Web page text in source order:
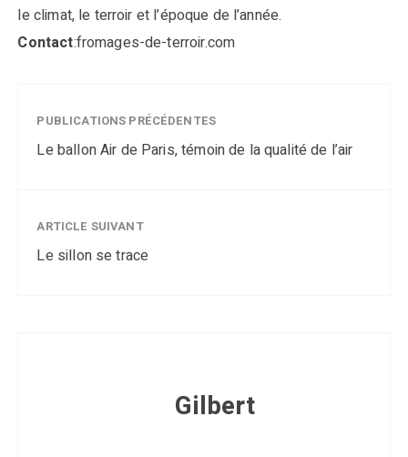
le climat, le terroir et l’époque de l’année.
Contact:fromages-de-terroir.com
PUBLICATIONS PRÉCÉDENTES
Le ballon Air de Paris, témoin de la qualité de l’air
ARTICLE SUIVANT
Le sillon se trace
Gilbert